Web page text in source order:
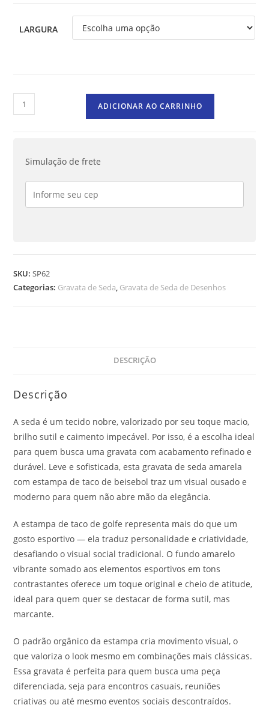
LARGURA
ADICIONAR AO CARRINHO
Simulação de frete
SKU:SP62
Categorias: Gravata de Seda, Gravata de Seda de Desenhos
DESCRIÇÃO
Descrição
A seda é um tecido nobre, valorizado por seu toque macio,
brilho sutil e caimento impecável. Por isso, é a escolha ideal
para quem busca uma gravata com acabamento refinado e
durável. Leve e sofisticada, esta gravata de seda amarela
com estampa de taco de beisebol traz um visual ousado e
moderno para quem não abre mão da elegância.
A estampa de taco de golfe representa mais do que um
gosto esportivo — ela traduz personalidade e criatividade,
desafiando o visual social tradicional. O fundo amarelo
vibrante somado aos elementos esportivos em tons
contrastantes oferece um toque original e cheio de atitude,
ideal para quem quer se destacar de forma sutil, mas
marcante.
O padrão orgânico da estampa cria movimento visual, o
que valoriza o look mesmo em combinações mais clássicas.
Essa gravata é perfeita para quem busca uma peça
diferenciada, seja para encontros casuais, reuniões
criativas ou até mesmo eventos sociais descontraídos.